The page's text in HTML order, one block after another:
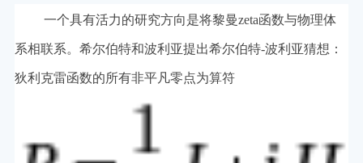
一个具有活力的研究方向是将黎曼zeta函数与物理体
系相联系。希尔伯特和波利亚提出希尔伯特-波利亚猜想：
狄利克雷函数的所有非平凡零点为算符